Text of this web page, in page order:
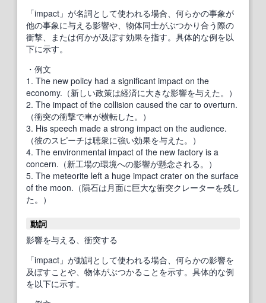
「impact」が名詞として使われる場合、何らかの事象が
他の事象に与える影響や、物体同士がぶつかり合う際の
衝撃、または何かが及ぼす効果を指す。具体的な例を以
下に示す。
・例文
1. The new policy had a significant impact on the
economy.（新しい政策は経済に大きな影響を与えた。）
2. The impact of the collision caused the car to overturn.
（衝突の衝撃で車が横転した。）
3. His speech made a strong impact on the audience.
（彼のスピーチは聴衆に強い効果を与えた。）
4. The environmental impact of the new factory is a
concern.（新工場の環境への影響が懸念される。）
5. The meteorite left a huge impact crater on the surface
of the moon.（隕石は月面に巨大な衝突クレーターを残し
た。）
動詞
影響を与える、衝突する
「impact」が動詞として使われる場合、何らかの影響を
及ぼすことや、物体がぶつかることを示す。具体的な例
を以下に示す。